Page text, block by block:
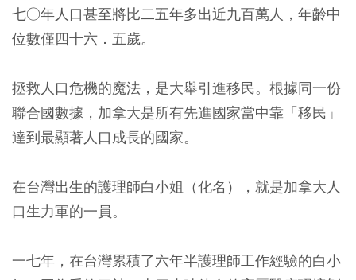
七○年人口甚至將比二五年多出近九百萬人，年齡中
位數僅四十六．五歲。
拯救人口危機的魔法，是大舉引進移民。根據同一份
聯合國數據，加拿大是所有先進國家當中靠「移民」
達到最顯著人口成長的國家。
在台灣出生的護理師白小姐（化名），就是加拿大人
口生力軍的一員。
一七年，在台灣累積了六年半護理師工作經驗的白小